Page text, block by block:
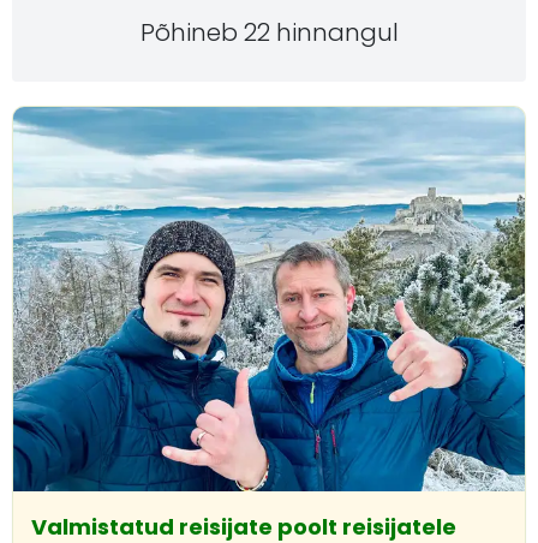
Põhineb 22 hinnangul
Valmistatud reisijate poolt reisijatele